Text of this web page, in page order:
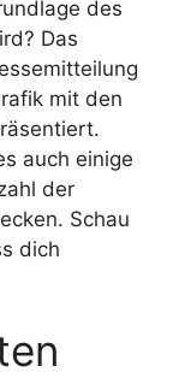
des
Das
mit den
auch einige
der
Schau
dich